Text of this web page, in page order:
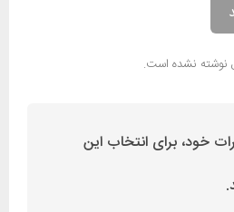
نوشته نشده است.
خود، برای انتخاب این